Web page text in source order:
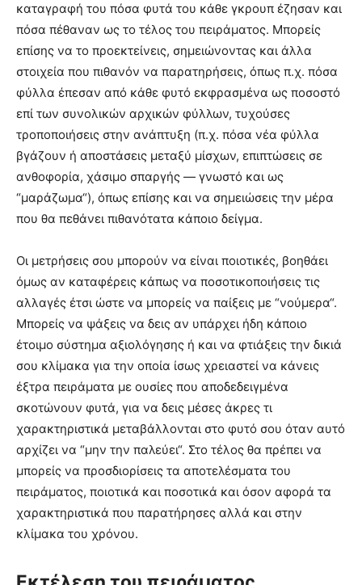
καταγραφή του πόσα φυτά του κάθε γκρουπ έζησαν και
πόσα πέθαναν ως το τέλος του πειράματος. Μπορείς
επίσης να το προεκτείνεις, σημειώνοντας και άλλα
στοιχεία που πιθανόν να παρατηρήσεις, όπως π.χ. πόσα
φύλλα έπεσαν από κάθε φυτό εκφρασμένα ως ποσοστό
επί των συνολικών αρχικών φύλλων, τυχούσες
τροποποιήσεις στην ανάπτυξη (π.χ. πόσα νέα φύλλα
βγάζουν ή αποστάσεις μεταξύ μίσχων, επιπτώσεις σε
ανθοφορία, χάσιμο σπαργής — γνωστό και ως
“μαράζωμα“), όπως επίσης και να σημειώσεις την μέρα
που θα πεθάνει πιθανότατα κάποιο δείγμα.
Οι μετρήσεις σου μπορούν να είναι ποιοτικές, βοηθάει
όμως αν καταφέρεις κάπως να ποσοτικοποιήσεις τις
αλλαγές έτσι ώστε να μπορείς να παίξεις με “νούμερα“.
Μπορείς να ψάξεις να δεις αν υπάρχει ήδη κάποιο
έτοιμο σύστημα αξιολόγησης ή και να φτιάξεις την δικιά
σου κλίμακα για την οποία ίσως χρειαστεί να κάνεις
έξτρα πειράματα με ουσίες που αποδεδειγμένα
σκοτώνουν φυτά, για να δεις μέσες άκρες τι
χαρακτηριστικά μεταβάλλονται στο φυτό σου όταν αυτό
αρχίζει να “μην την παλεύει“. Στο τέλος θα πρέπει να
μπορείς να προσδιορίσεις τα αποτελέσματα του
πειράματος, ποιοτικά και ποσοτικά και όσον αφορά τα
χαρακτηριστικά που παρατήρησες αλλά και στην
κλίμακα του χρόνου.